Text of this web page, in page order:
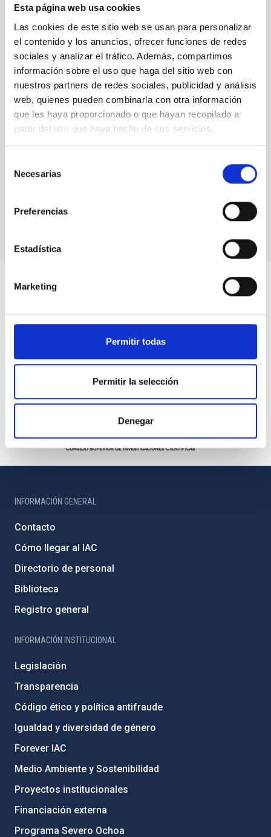
Esta página web usa cookies
Las cookies de este sitio web se usan para personalizar
el contenido y los anuncios, ofrecer funciones de redes
sociales y analizar el tráfico. Además, compartimos
información sobre el uso que haga del sitio web con
nuestros partners de redes sociales, publicidad y análisis
web, quienes pueden combinarla con otra información
que les haya proporcionado o que hayan recopilado a
partir del uso que haya hecho de sus servicios.
Necesarias
Preferencias
Estadística
Marketing
Permitir todas
Permitir la selección
Denegar
Representantes
del TMT
visitan el
IAC y sus
observatorios
del TMT
observatorios
INFORMACIÓN GENERAL
Contacto
Cómo llegar al IAC
Directorio de personal
Biblioteca
Registro general
INFORMACIÓN INSTITUCIONAL
Legislación
Transparencia
Código ético y política antifraude
Igualdad y diversidad de género
Forever IAC
Medio Ambiente y Sostenibilidad
Proyectos institucionales
Financiación externa
Programa Severo Ochoa